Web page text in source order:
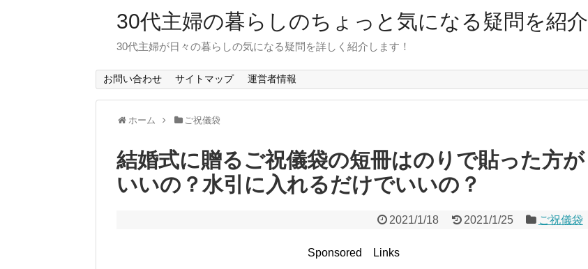
30代主婦の暮らしのちょっと気になる疑問を紹介
30代主婦が日々の暮らしの気になる疑問を詳しく紹介します！
お問い合わせ サイトマップ 運営者情報
ホーム ご祝儀袋
結婚式に贈るご祝儀袋の短冊はのりで貼った方が
いいの？水引に入れるだけでいいの？
2021/1/18 2021/1/25 ご祝儀袋
Sponsored Links